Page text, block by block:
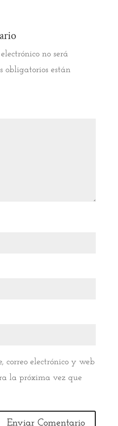
no será
obligatorios están
correo electrónico y web
la próxima vez que